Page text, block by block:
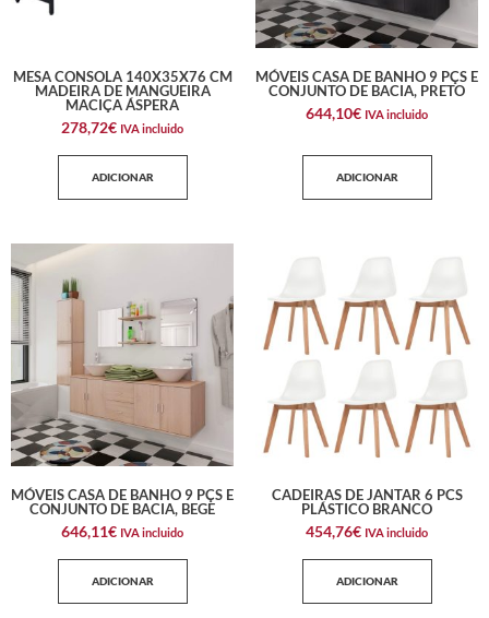
MESA CONSOLA 140X35X76 CM
MADEIRA DE MANGUEIRA
MACIÇA ÁSPERA
278,72€ IVA incluido
ADICIONAR
MÓVEIS CASA DE BANHO 9 PÇS E
CONJUNTO DE BACIA, PRETO
644,10€ IVA incluido
ADICIONAR
MÓVEIS CASA DE BANHO 9 PÇS E
CONJUNTO DE BACIA, BEGE
646,11€ IVA incluido
ADICIONAR
CADEIRAS DE JANTAR 6 PCS
PLÁSTICO BRANCO
454,76€ IVA incluido
ADICIONAR